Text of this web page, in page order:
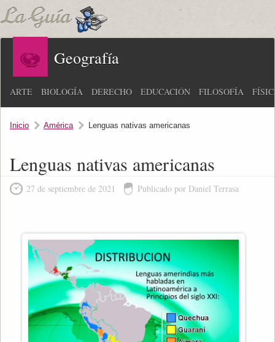
Geografía
ARTE BIOLOGÍA DERECHO EDUCACIÓN FILOSOFÍA
Inicio América Lenguas nativas americanas
Lenguas nativas americanas
27 de septiembre de 2021 Publicado por Daniel Terrasa